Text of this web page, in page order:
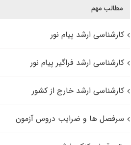
مطالب مهم
کارشناسی ارشد پیام نور
کارشناسی ارشد فراگیر پیام نور
کارشناسی ارشد خارج از کشور
سرفصل ها و ضرایب دروس آزمون